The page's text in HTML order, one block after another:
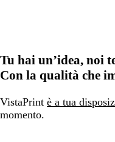
Tu hai un’idea, noi
Con la qualità che
VistaPrint è a tua
momento.